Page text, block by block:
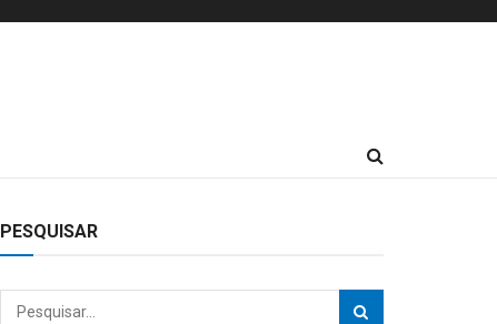
PESQUISAR